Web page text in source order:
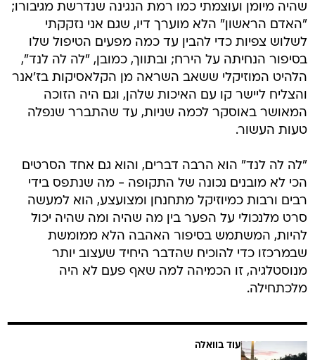
שהיה מיומן ועוצמתי כמו רמת הנגינה שנדרשת מגיבורו;
"האדם הראשון" הלא מוערך דיו, שגם אני נזקקתי
לשלוש צפיות כדי להבין עד כמה מפעים הטיפול שלו
בסיפור הנחיתה על הירח; ובתווך, כמובן, "לה לה לנד",
הלהיט המוזיקלי ששאב השראה מן הקלאסיקות בז'אנר
והצליח ליישר קו עם האיכות שלהן, וגם היה הזוכה
המאושר באוסקר לכמה שניות, עד שהתברר שנפלה
טעות העשור.
"לה לה לנד" הוא הרבה דברים, והוא גם אחד הסרטים
הכי לא מובנים נכונה של התקופה - מה שנתפס בידי
רבים ורבות כמיוזיקל מתחנחן ומצועצע, הוא למעשה
סרט מלנכולי על הפער בין מה שהיה ומה שהיה יכול
להיות, המשתמש בסיפור האהבה הלא ממומשת
שבמרכזו כדי להוכיח שהדבר היחיד שעצוב יותר
מנוסטלגיה, זו הכמיהה למה שאף פעם לא היה
מלכתחילה.
עוד בוואלה